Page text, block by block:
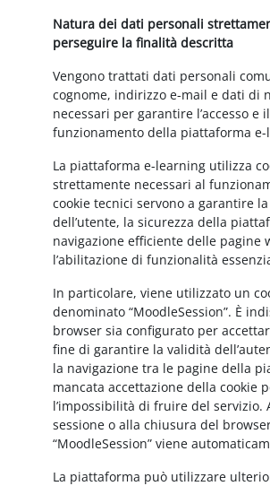
Natura dei dati personali
perseguire la finalità descritta
Vengono trattati dati personali
cognome, indirizzo e-mail e dati di
necessari per garantire l’accesso e
funzionamento della piattaforma e-
La piattaforma e-learning utilizza
strettamente necessari al
cookie tecnici servono a garantire
dell’utente, la sicurezza della
navigazione efficiente delle pagine
l’abilitazione di funzionalità
In particolare, viene utilizzato un
denominato “MoodleSession”. È
browser sia configurato per
fine di garantire la validità
la navigazione tra le pagine della
mancata accettazione della cookie
l’impossibilità di fruire del servizio.
sessione o alla chiusura del
“MoodleSession” viene
La piattaforma può utilizzare